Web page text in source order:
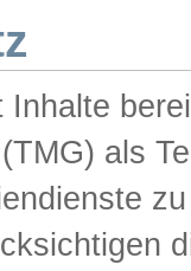
Inhalte
als